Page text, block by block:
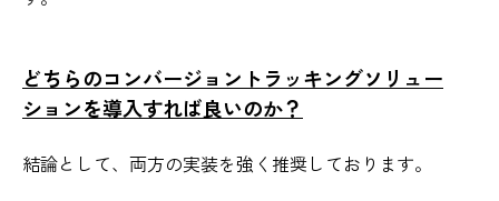
どちらのコンバージョントラッキングソリュー
ションを導入すれば良いのか？
結論として、両方の実装を強く推奨しております。